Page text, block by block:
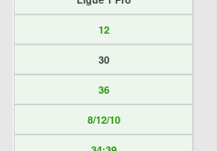
12
30
36
8/12/10